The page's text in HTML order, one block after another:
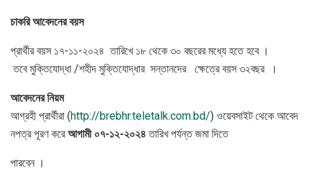
চাকরি আবেদনেরবয়স
প্রার্থীর বয়স ১৭-১১-২০২৪ তারিখে ১৮ থেকে ৩০ বছরের মধ্যে হতে হবে ।
তবে মুক্তিযোদ্ধা /শহীদ মুক্তিযোদ্ধার সন্তানদের ক্ষেত্রে বয়স ৩২বছর ।
আবেদনের নিয়ম
আগ্রহী প্রার্থীরা (http://brebhr.teletalk.com.bd/) ওয়েবসাইট থেকে আবেদ
নপত্র পূরণ করেআগামী০৭-১২-২০২৪ তারিখ পর্যন্ত জমা দিতে
পারবেন ।